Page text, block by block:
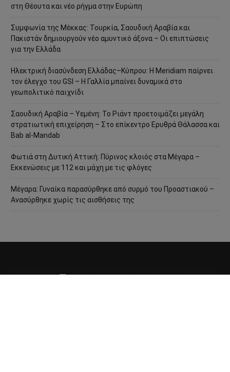
στη Θέουτα και νέο ρήγμα στην Ευρώπη
Συμφωνία της Μέκκας: Τουρκία, Σαουδική Αραβία και
Πακιστάν δημιουργούν νέο αμυντικό άξονα – Οι επιπτώσεις
για την Ελλάδα
Ηλεκτρική διασύνδεση Ελλάδας–Κύπρου: Η Meridiam παίρνει
τον έλεγχο του GSI – Η Γαλλία μπαίνει δυναμικά στο
γεωπολιτικό παιχνίδι
Σαουδική Αραβία – Υεμένη: Το Ριάντ προετοιμάζει μεγάλη
στρατιωτική επιχείρηση – Στο επίκεντρο Ερυθρά Θάλασσα και
Bab al-Mandab
Φωτιά στη Δυτική Αττική: Πύρινος κλοιός στα Μέγαρα –
Εκκενώσεις με 112 και μάχη με τις φλόγες
Μέγαρα: Γυναίκα παρασύρθηκε από συρμό του Προαστιακού –
Ανασύρθηκε χωρίς τις αισθήσεις της